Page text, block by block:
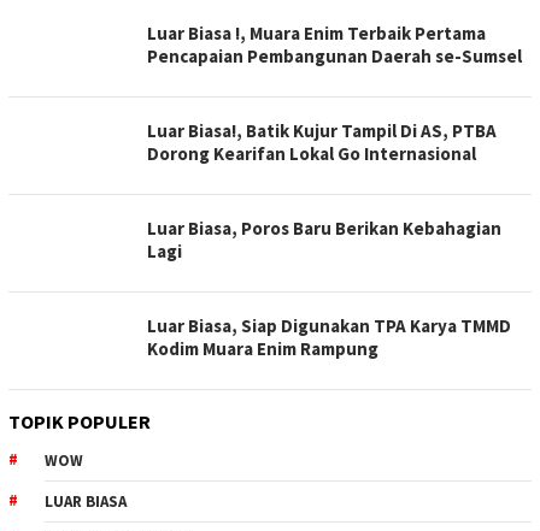
Luar Biasa !, Muara Enim Terbaik Pertama
Pencapaian Pembangunan Daerah se-Sumsel
Luar Biasa!, Batik Kujur Tampil Di AS, PTBA
Dorong Kearifan Lokal Go Internasional
Luar Biasa, Poros Baru Berikan Kebahagian
Lagi
Luar Biasa, Siap Digunakan TPA Karya TMMD
Kodim Muara Enim Rampung
TOPIK POPULER
WOW
LUAR BIASA